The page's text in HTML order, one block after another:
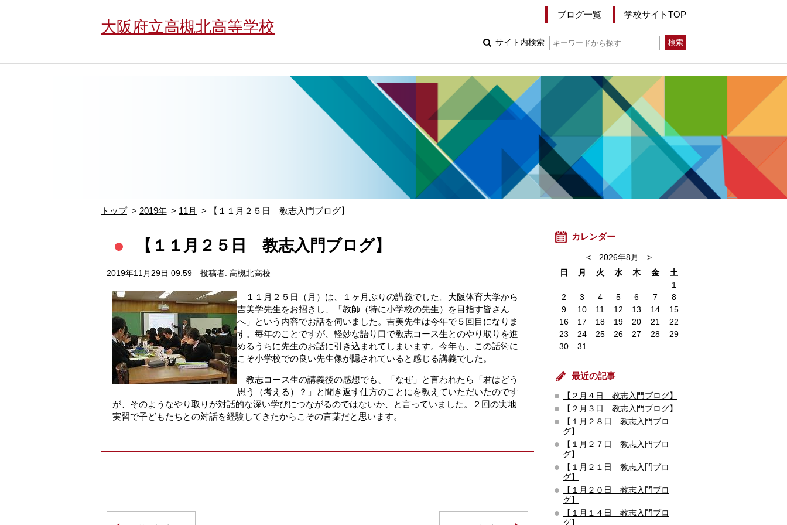
大阪府立高槻北高等学校
ブログ一覧 学校サイトTOP
サイト内検索
トップ 2019年 11月 【１１月２５日 教志入門ブログ】
【１１月２５日 教志入門ブログ】
2019年11月29日 09:59 投稿者: 高槻北高校
１１月２５日（月）は、１ヶ月ぶりの講義でした。大阪体育大学から
吉美学先生をお招きし、「教師（特に小学校の先生）を目指す皆さん
へ」という内容でお話を伺いました。吉美先生は今年で５回目になりま
す。毎年のことですが、軽妙な語り口で教志コース生とのやり取りを進
めるうちに先生のお話に引き込まれてしまいます。今年も、この話術に
こそ小学校での良い先生像が隠されていると感じる講義でした。
教志コース生の講義後の感想でも、「なぜ」と言われたら「君はどう
思う（考える）？」と聞き返す仕方のことにを教えていただいたのです
が、そのようなやり取りが対話的な深い学びにつながるのではないか、と言っていました。２回の実地
実習で子どもたちとの対話を経験してきたからこその言葉だと思います。
カレンダー
< 2026年8月
>
日
月 火 水 木 金
土
1
2
3 4 5 6 7
8
9
10 11 12 13 14
15
16
17 18 19 20 21
22
23
24 25 26 27 28
29
30
31
最近の記事
【２月４日 教志入門ブログ】
【２月３日 教志入門ブログ】
【１月２８日 教志入門ブロ
グ】
【１月２７日 教志入門ブロ
グ】
【１月２１日 教志入門ブロ
グ】
【１月２０日 教志入門ブロ
グ】
【１月１４日 教志入門ブロ
グ】